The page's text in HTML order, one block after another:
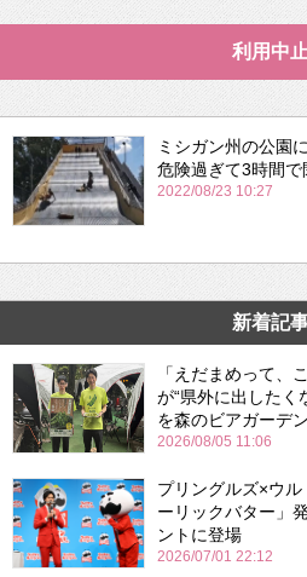
利用中
ミシガン州の公園
危険過ぎて3時間で
2022/08/23 10:27
新着記
「えだまめって、
が“県外に出したく
を森のビアガーデ
2026/08/05 11:06
プリングルズ×ウ
ーリックバター」
ントに登場
2026/07/01 22:12